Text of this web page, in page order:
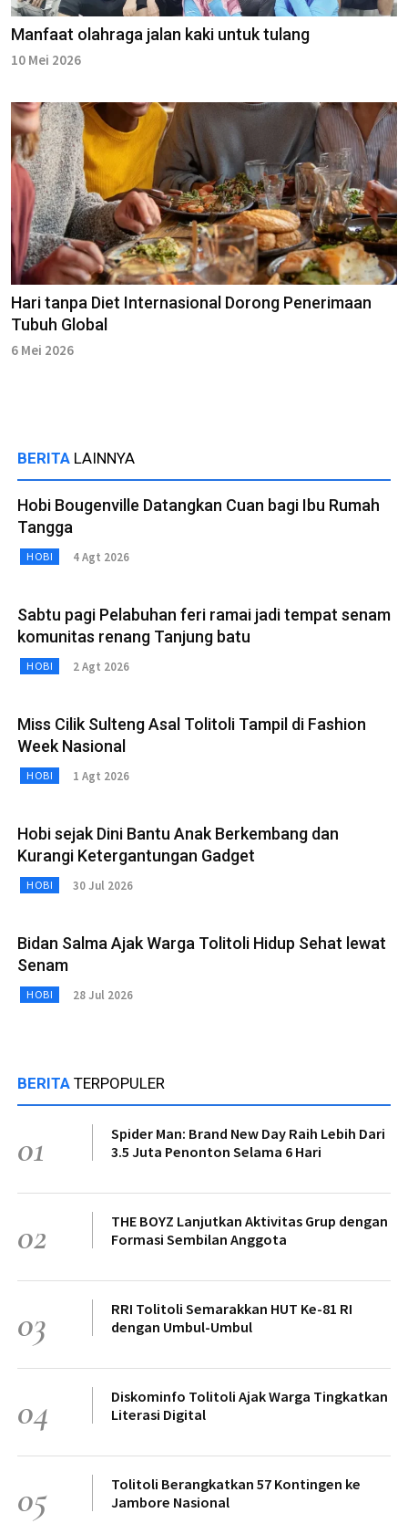
Manfaat olahraga jalan kaki untuk tulang
10 Mei 2026
Hari tanpa Diet Internasional Dorong Penerimaan
Tubuh Global
6 Mei 2026
BERITA LAINNYA
Hobi Bougenville Datangkan Cuan bagi Ibu Rumah
Tangga
HOBI 4 Agt 2026
Sabtu pagi Pelabuhan feri ramai jadi tempat senam
komunitas renang Tanjung batu
HOBI 2 Agt 2026
Miss Cilik Sulteng Asal Tolitoli Tampil di Fashion
Week Nasional
HOBI 1 Agt 2026
Hobi sejak Dini Bantu Anak Berkembang dan
Kurangi Ketergantungan Gadget
HOBI 30 Jul 2026
Bidan Salma Ajak Warga Tolitoli Hidup Sehat lewat
Senam
HOBI 28 Jul 2026
BERITA TERPOPULER
01
Spider Man: Brand New Day Raih Lebih Dari
3.5 Juta Penonton Selama 6 Hari
02
THE BOYZ Lanjutkan Aktivitas Grup dengan
Formasi Sembilan Anggota
03
RRI Tolitoli Semarakkan HUT Ke-81 RI
dengan Umbul-Umbul
04
Diskominfo Tolitoli Ajak Warga Tingkatkan
Literasi Digital
05
Tolitoli Berangkatkan 57 Kontingen ke
Jambore Nasional